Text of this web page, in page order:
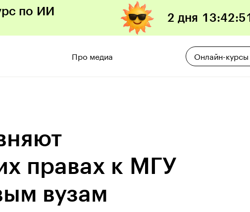
по ИИ
2 дня 13:42:50
Про медиа Онлайн-курсы
правах к МГУ
вузам